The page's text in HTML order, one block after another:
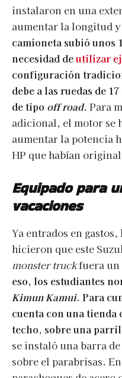
instalaron en una
aumentar la longitud
camioneta subió unos
necesidad deutilizar
configuración
debe a las ruedas de
de tipo off road. Para
adicional, el motor se
aumentar la potencia
HP que habían
Equipado para
vacaciones
Ya entrados en
hicieron que este
monster truckfuera un
eso, los estudiantes
Kimun Kamui. Para
cuenta con una tienda
techo, sobre una
se instaló una barra
sobre el parabrisas.